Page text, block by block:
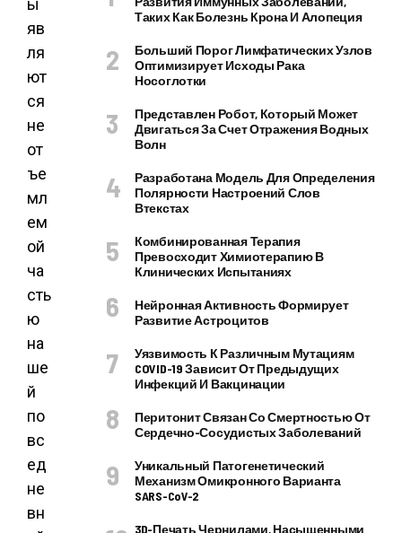
ы
яв
ля
ют
ся
не
от
ъе
мл
ем
ой
ча
сть
ю
на
ше
й
по
вс
ед
не
вн
Таких Как Болезнь Крона И Алопеция
Больший Порог Лимфатических Узлов
Оптимизирует Исходы Рака
Носоглотки
Представлен Робот, Который Может
Двигаться За Счет Отражения Водных
Волн
Разработана Модель Для Определения
Полярности Настроений Слов
Втекстах
Комбинированная Терапия
Превосходит Химиотерапию В
Клинических Испытаниях
Нейронная Активность Формирует
Развитие Астроцитов
Уязвимость К Различным Мутациям
COVID-19 Зависит От Предыдущих
Инфекций И Вакцинации
Перитонит Связан Со Смертностью От
Сердечно-Сосудистых Заболеваний
Уникальный Патогенетический
Механизм Омикронного Варианта
SARS-CoV-2
3D-Печать Чернилами, Насыщенными